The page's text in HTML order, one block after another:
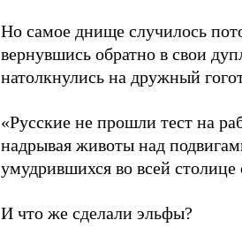
Но самое днище случилось
вернувшись обратно в свои
натолкнулись на дружный
«Русские не прошли тест на
надрывая животы над
умудрившихся во всей
И что же сделали эльфы?